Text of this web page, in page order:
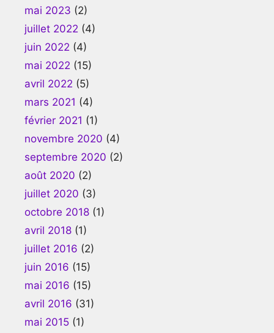
mai 2023 (2)
juillet 2022 (4)
juin 2022 (4)
mai 2022 (15)
avril 2022 (5)
mars 2021 (4)
février 2021 (1)
novembre 2020 (4)
septembre 2020 (2)
août 2020 (2)
juillet 2020 (3)
octobre 2018 (1)
avril 2018 (1)
juillet 2016 (2)
juin 2016 (15)
mai 2016 (15)
avril 2016 (31)
mai 2015 (1)